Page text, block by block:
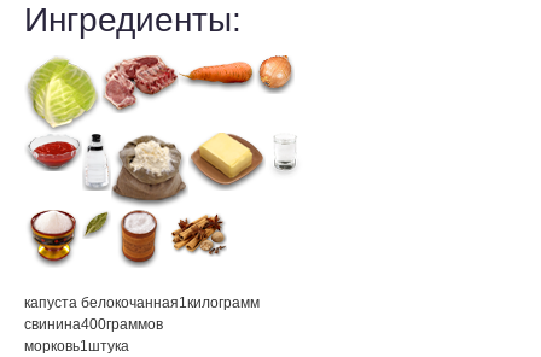
Ингредиенты:
капуста белокочанная1килограмм
свинина400граммов
морковь1штука